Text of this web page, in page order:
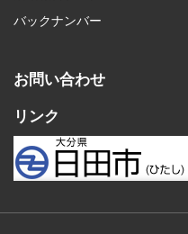
バックナンバー
お問い合わせ
リンク